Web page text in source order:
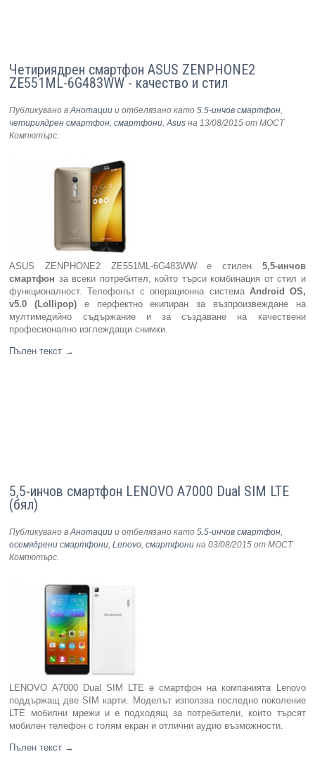
Четириядрен смартфон ASUS ZENPHONE2
ZE551ML-6G483WW - качество и стил
Публикувано вАнотации и отбелязано като5.5-инчов смартфон,
четириядрен смартфон,смартфони,Asus на 13/08/2015 от МОСТ
Компютърс.
ASUS ZENPHONE2 ZE551ML-6G483WW е стилен 5,5-инчов
смартфон за всеки потребител, който търси комбинация от стил и
функционалност. Телефонът с операционна система Android OS,
v5.0 (Lollipop) е перфектно екипиран за възпроизвеждане на
мултимедийно съдържание и за създаване на качествени
професионално изглеждащи снимки.
Пълен текст →
5,5-инчов смартфон LENOVO A7000 Dual SIM LTE
(бял)
Публикувано вАнотации и отбелязано като5.5-инчов смартфон,
осемядрени смартфони,Lenovo,смартфони на 03/08/2015 от МОСТ
Компютърс.
LENOVO A7000 Dual SIM LTE е смартфон на компанията Lenovo
поддържащ две SIM карти. Моделът използва последно поколение
LTE мобилни мрежи и е подходящ за потребители, които търсят
мобилен телефон с голям екран и отлични аудио възможности.
Пълен текст →